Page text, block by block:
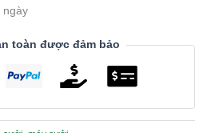
ngày
toàn được đảm bảo